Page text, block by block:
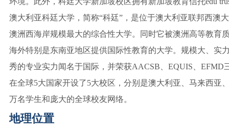
澳大利亚科廷大学，简称“科廷”，是位于澳大利亚联邦西澳
澳洲西海岸规模最大的综合性大学。同时它被澳洲高等教育
海外特别是东南亚地区提供国际性教育的大学。规模大、实
秀的专业实力闻名于国际，并荣获AACSB、EQUIS、
在全球5大国家开设了5大校区，分别是澳大利亚、马来西亚
万名学生和庞大的全球校友网络。
地理位置